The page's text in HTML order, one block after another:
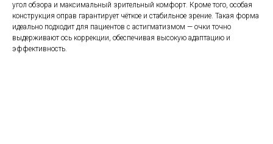
угол обзора и максимальный зрительный комфорт. Кроме того, особая
конструкция оправ гарантирует чёткое и стабильное зрение. Такая форма
идеально подходит для пациентов с астигматизмом — очки точно
выдерживают ось коррекции, обеспечивая высокую адаптацию и
эффективность.